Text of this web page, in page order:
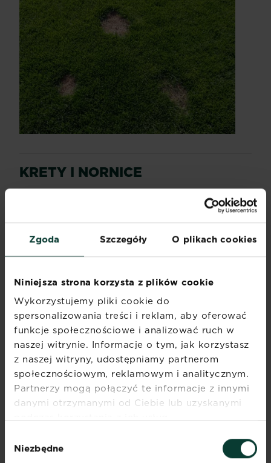
Zgoda Szczegóły O plikach cookies
Niniejsza strona korzysta z plików cookie
Wykorzystujemy pliki cookie do
spersonalizowania treści i reklam, aby oferować
funkcje społecznościowe i analizować ruch w
naszej witrynie. Informacje o tym, jak korzystasz
z naszej witryny, udostępniamy partnerom
społecznościowym, reklamowym i analitycznym.
Partnerzy mogą połączyć te informacje z innymi
danymi otrzymanymi od Ciebie lub uzyskanymi
podczas korzystania z ich usług.
zgody
Niezbędne
KRETY I NORNICE
Lubią ciszę. Aby je zwalczać można stosować
wiatraczki, odstraszacze, świece gazowe, czy
pułapki. Ziemię z kopców rozrzucać.
MĄCZNIAK WŁAŚCIWY LUB
PRAWDZIWY